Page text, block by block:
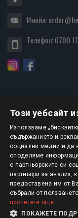
Имейл:
Телефон:0700
БЮЛЕТИН
Авторско право © 2025
1 EUR = 1.95583 BGN
Този уебсайт
Използваме
съдържанието и
социални медии и да
споделяме
с партньорските си
партньори за анализ,
предоставена им от
събрали от
прочетете още
ПОКАЖЕТЕ